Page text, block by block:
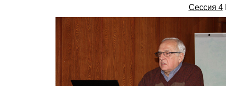
Сессия 4